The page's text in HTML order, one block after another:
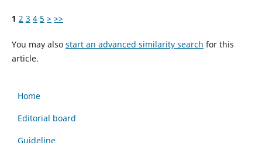
1 2 3 4 5 > >>
You may also start an advanced similarity search for this
article.
Home
Editorial board
Guideline